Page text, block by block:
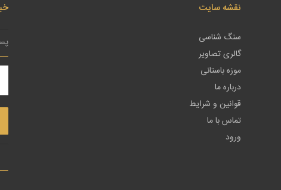
نقشه سایت
سنگ شناسی
گالری تصاویر
موزه باستانی
درباره ما
قوانین و شرایط
تماس با ما
ورود